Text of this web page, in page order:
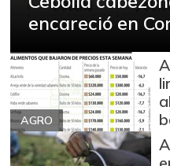
encareció en
AGRO